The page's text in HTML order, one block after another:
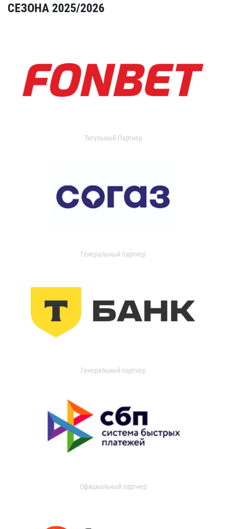
СЕЗОНА 2025/2026
Титульный Партнер
Генеральный партнер
Генеральный партнер
Официальный партнер